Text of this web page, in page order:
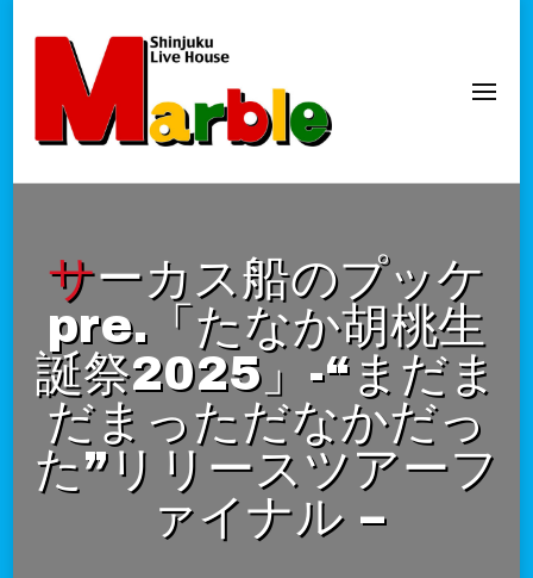
新宿Marble
official website
サーカス船のプッケ
pre.「たなか胡桃生
誕祭2025」-“まだま
だまっただなかだっ
た”リリースツアーフ
ァイナル –